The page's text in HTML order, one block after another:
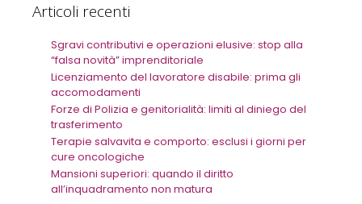
Articoli recenti
Sgravi contributivi e operazioni elusive: stop alla
“falsa novità” imprenditoriale
Licenziamento del lavoratore disabile: prima gli
accomodamenti
Forze di Polizia e genitorialità: limiti al diniego del
trasferimento
Terapie salvavita e comporto: esclusi i giorni per
cure oncologiche
Mansioni superiori: quando il diritto
all’inquadramento non matura